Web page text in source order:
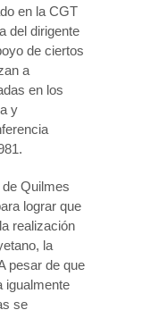
en la CGT
del dirigente
de ciertos
a
en los
y
Quilmes
lograr que
realización
la
pesar de que
igualmente
se